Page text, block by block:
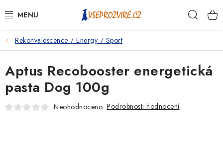
na
PSI
KOČKY
KONĚ
Rekonvalescence / Energy / Sport
Aptus Recobooster energetická
pasta Dog 100g
Neohodnoceno Podrobnosti hodnocení